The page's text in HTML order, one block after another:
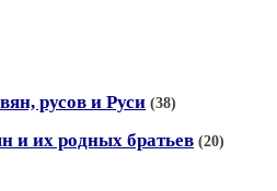
русов и Руси (38)
и их родных братьев (20)